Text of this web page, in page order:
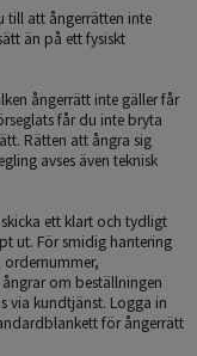
till att ångerrätten inte
än på ett fysiskt
ångerrätt inte gäller får
får du inte bryta
Rätten att ångra sig
avses även teknisk
ett klart och tydligt
ut. För smidig hantering
om beställningen
via kundtjänst. Logga in
för ångerrätt